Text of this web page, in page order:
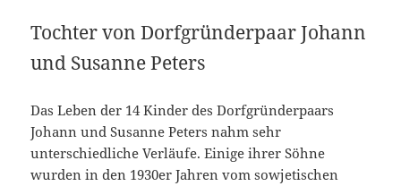
Tochter von Dorfgründerpaar Johann
und Susanne Peters
Das Leben der 14 Kinder des Dorfgründerpaars
Johann und Susanne Peters nahm sehr
unterschiedliche Verläufe. Einige ihrer Söhne
wurden in den 1930er Jahren vom sowjetischen